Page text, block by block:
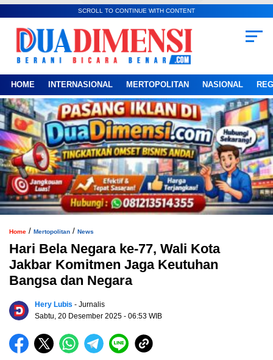
SCROLL TO CONTINUE WITH CONTENT
HOME INTERNASIONAL MERTOPOLITAN NASIONAL
Home / Mertopolitan / News
Hari Bela Negara ke-77, Wali Kota
Jakbar Komitmen Jaga Keutuhan
Bangsa dan Negara
Hery Lubis - Jurnalis
Sabtu, 20 Desember 2025 - 06:53 WIB